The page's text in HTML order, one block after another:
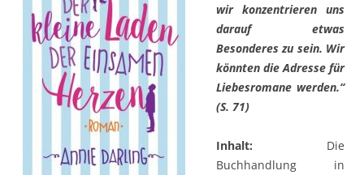
wir konzentrieren uns
darauf etwas
Besonderes zu sein. Wir
könnten die Adresse für
Liebesromane werden.“
(S. 71)
Inhalt: Die
Buchhandlung in